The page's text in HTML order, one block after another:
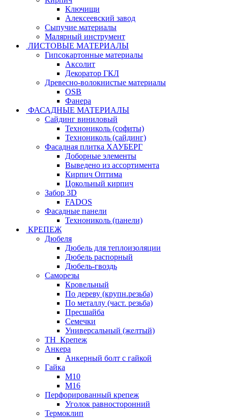
Ключищи
Алексеевский завод
Сыпучие материалы
Малярный инструмент
ЛИСТОВЫЕ МАТЕРИАЛЫ
Гипсокартонные материалы
Аксолит
Декоратор ГКЛ
Древесно-волокнистые материалы
OSB
Фанера
ФАСАДНЫЕ МАТЕРИАЛЫ
Сайдинг виниловый
Технониколь (софиты)
Технониколь (сайдинг)
Фасадная плитка ХАУБЕРГ
Доборные элементы
Выведено из ассортимента
Кирпич Оптима
Цокольный кирпич
Забор 3D
FADOS
Фасадные панели
Технониколь (панели)
КРЕПЕЖ
Дюбеля
Дюбель для теплоизоляции
Дюбель распорный
Дюбель-гвоздь
Саморезы
Кровельный
По дереву (крупн.резьба)
По металлу (част. резьба)
Пресшайба
Семечки
Универсальный (желтый)
ТН_Крепеж
Анкера
Анкерный болт с гайкой
Гайка
М10
М16
Перфорированный крепеж
Уголок равносторонний
Термоклип